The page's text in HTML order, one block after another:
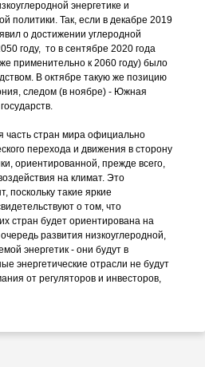
энергетике и
политики. Так, если в декабре 2019
о достижении углеродной
году, то в сентябре 2020 года
применительно к 2060 году) было
В октябре такую же позицию
следом (в ноябре) - Южная
часть стран мира официально
перехода и движения в сторону
ориентированной, прежде всего,
на климат. Это
поскольку такие яркие
о том, что
стран будет ориентирована на
развития низкоуглеродной,
энергетик - они будут в
энергетические отрасли не будут
от регуляторов и инвесторов,